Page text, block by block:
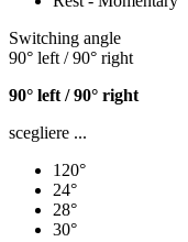
Switching angle
90° left / 90° right
90° left / 90° right
scegliere ...
120°
24°
28°
30°